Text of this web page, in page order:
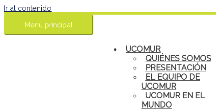
Ir al contenido
Menú principal
UCOMUR
QUIÉNES SOMOS
PRESENTACIÓN
EL EQUIPO DE
UCOMUR
UCOMUR EN EL
MUNDO